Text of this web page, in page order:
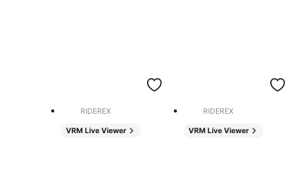
RIDEREX
VRM Live Viewer
RIDEREX
VRM Live Viewer